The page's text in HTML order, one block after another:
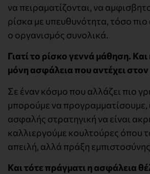
να πειραματίζονται, να
ρίσκα με υπευθυνότητα, τόσο πιο
ο οργανισμός συνολικά.
Γιατί το ρίσκο γεννά μάθηση. Και
μόνη ασφάλεια που αντέχει
Σε έναν κόσμο που αλλάζει πιο
μπορούμε να προγραμματίσουμε,
ασφαλής στρατηγική να είναι
καλλιεργούμε κουλτούρες όπου
απειλή, αλλά πράξη
Και τότε πράγματι η ασφάλεια